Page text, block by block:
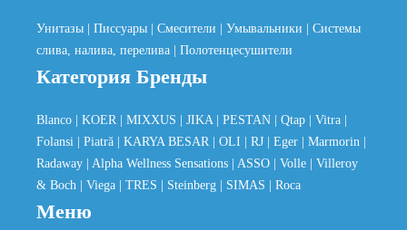
Унитазы | Писсуары | Смесители | Умывальники
| Системы
слива, налива, перелива
| Полотенцесушители
Категория Бренды
Blanco | KOER | MIXXUS | JIKA | PESTAN | Qtap | Vitra
Folansi
| Piatră | KARYA BESAR | OLI | RJ | Eger | Marmorin
Radaway
| Alpha Wellness Sensations | ASSO | Volle
| Villeroy
& Boch
| Viega | TRES | Steinberg | SIMAS | Roca
Меню